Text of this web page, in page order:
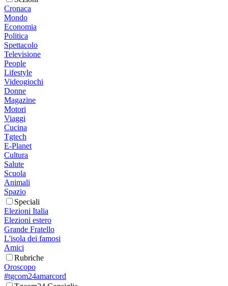
Cronaca
Mondo
Economia
Politica
Spettacolo
Televisione
People
Lifestyle
Videogiochi
Donne
Magazine
Motori
Viaggi
Cucina
Tgtech
E-Planet
Cultura
Salute
Scuola
Animali
Spazio
Speciali
Elezioni Italia
Elezioni estero
Grande Fratello
L'isola dei famosi
Amici
Rubriche
Oroscopo
#tgcom24amarcord